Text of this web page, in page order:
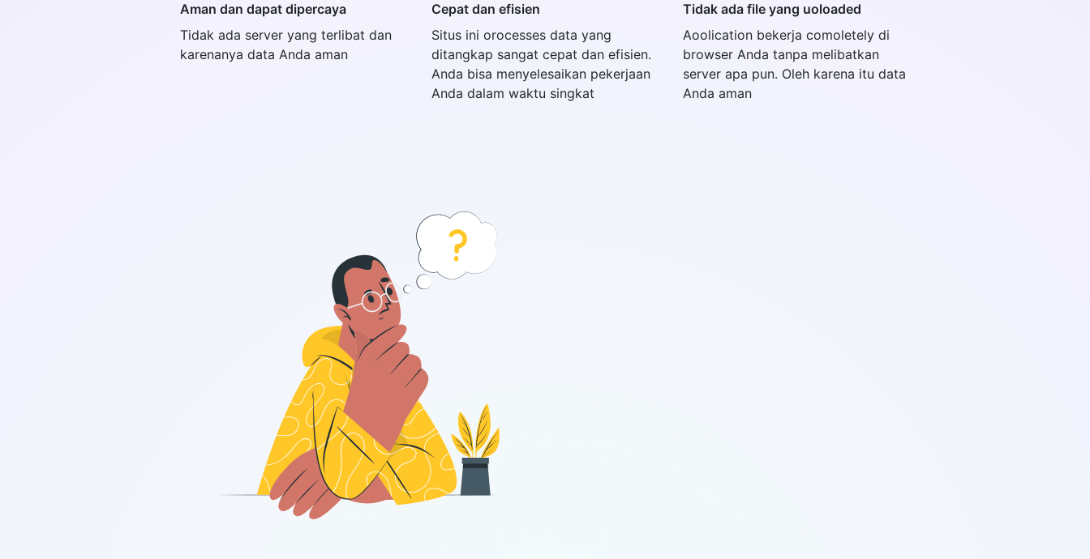
Aman dan dapat dipercaya
Tidak ada server yang terlibat dan
karenanya data Anda aman
Cepat dan efisien
Situs ini orocesses data yang
ditangkap sangat cepat dan efisien.
Anda bisa menyelesaikan pekerjaan
Anda dalam waktu singkat
Tidak ada file yang uoloaded
Aoolication bekerja comoletely di
browser Anda tanpa melibatkan
server apa pun. Oleh karena itu data
Anda aman